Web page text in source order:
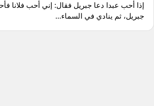
إذا أحب عبدا دعا جبريل فقال: إني أحب فلانا
جبريل، ثم ينادي في السماء...